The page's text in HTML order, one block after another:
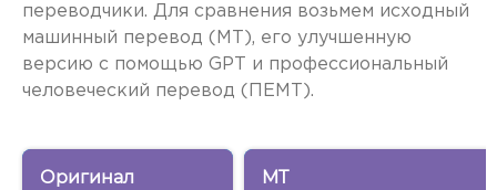
переводчики. Для сравнения возьмем исходный
машинный перевод (MT), его улучшенную
версию с помощью GPT и профессиональный
человеческий перевод (ПЕМТ).
Оригинал MT